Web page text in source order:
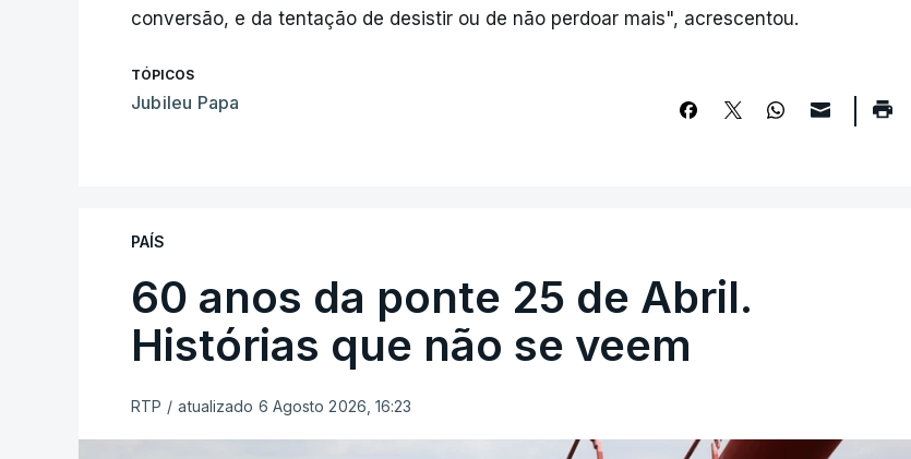
conversão, e da tentação de desistir ou de não perdoar mais", acrescentou.
TÓPICOS
Jubileu Papa
PAÍS
60 anos da ponte 25 de Abril.
Histórias que não se veem
RTP / atualizado 6 Agosto 2026, 16:23